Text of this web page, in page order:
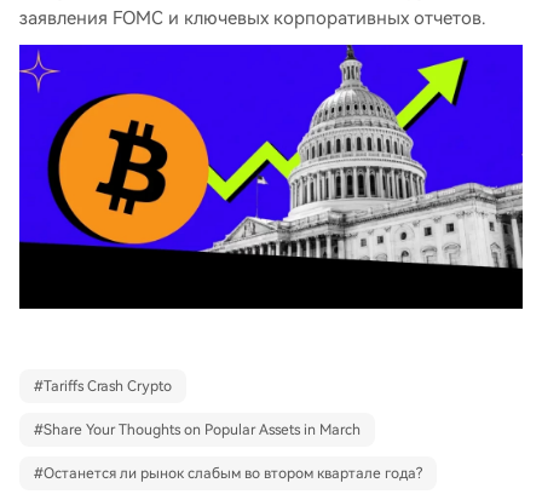
заявления FOMC и ключевых корпоративных отчетов.
#Tariffs Crash Crypto
#Share Your Thoughts on Popular Assets in March
#Останется ли рынок слабым во втором квартале года?